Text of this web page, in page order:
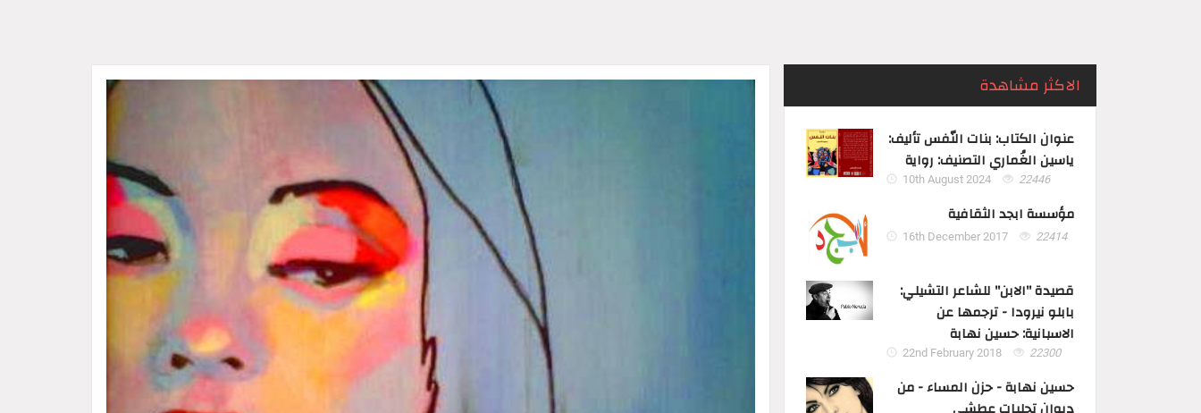
الاكثر مشاهدة
عنوان الكتاب: بنات النّفس تأليف:
ياسين الغُماري التصنيف: رواية
10th August 2024 22446
مؤسسة ابجد الثقافية
16th December 2017 22414
قصيدة "الابن" للشاعر التشيلي:
بابلو نيرودا - ترجمها عن
الاسبانية: حسين نهابة
22nd February 2018 22300
حسين نهابة - حزن المساء - من